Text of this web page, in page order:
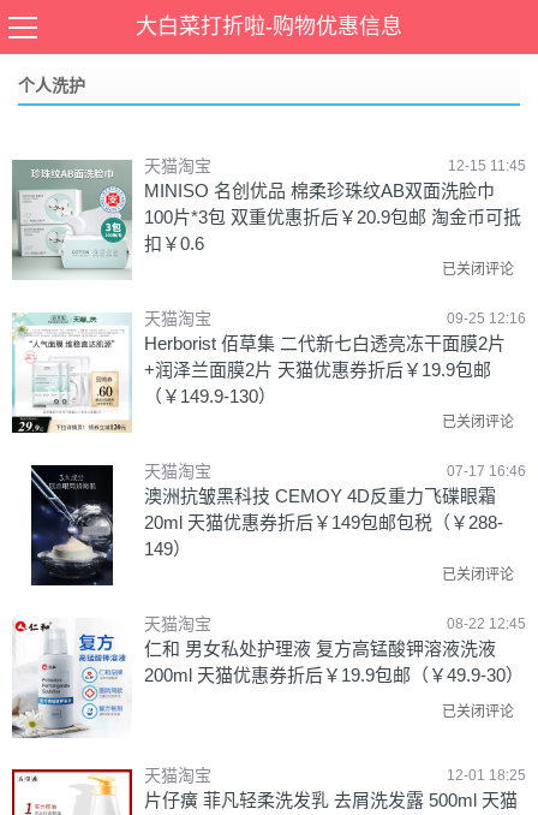
大白菜打折啦-购物优惠信息
当前位置： 个人洗护,个护化妆
个人洗护
天猫淘宝 12-15 11:45
MINISO 名创优品 棉柔珍珠纹AB双面洗脸巾
100片*3包 双重优惠折后￥20.9包邮 淘金币可抵
扣￥0.6
已关闭评论
天猫淘宝 09-25 12:16
Herborist 佰草集 二代新七白透亮冻干面膜2片
+润泽兰面膜2片 天猫优惠券折后￥19.9包邮
（￥149.9-130）
已关闭评论
天猫淘宝 07-17 16:46
澳洲抗皱黑科技 CEMOY 4D反重力飞碟眼霜
20ml 天猫优惠券折后￥149包邮包税（￥288-
149）
已关闭评论
天猫淘宝 08-22 12:45
仁和 男女私处护理液 复方高锰酸钾溶液洗液
200ml 天猫优惠券折后￥19.9包邮（￥49.9-30）
已关闭评论
天猫淘宝 12-01 18:25
片仔癀 菲凡轻柔洗发乳 去屑洗发露 500ml 天猫